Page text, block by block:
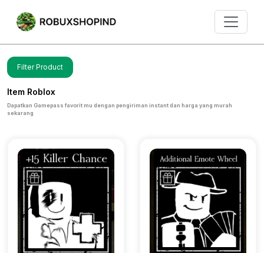
Filter Product
Item Roblox
Dapatkan Gamepass favorit mu dengan pengiriman instant dan harga yang murah
sekarang